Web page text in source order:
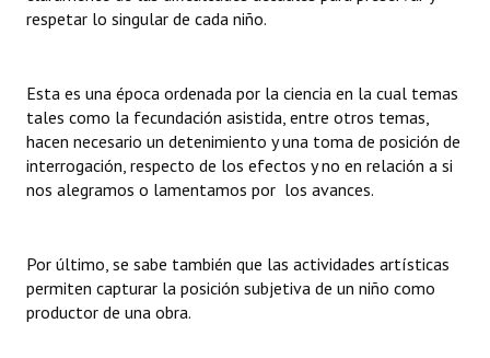
Huéspedes de Honor - Registro
Reconocimientos - Registro
Bariloche, Municipio intercultural
Entrega de distinciones
respetar lo singular de cada niño.
Esta es una época ordenada por la ciencia en la cual temas
tales como la fecundación asistida, entre otros temas,
hacen necesario un detenimiento y una toma de posición de
interrogación, respecto de los efectos y no en relación a si
nos alegramos o lamentamos por los avances.
Por último, se sabe también que las actividades artísticas
permiten capturar la posición subjetiva de un niño como
productor de una obra.